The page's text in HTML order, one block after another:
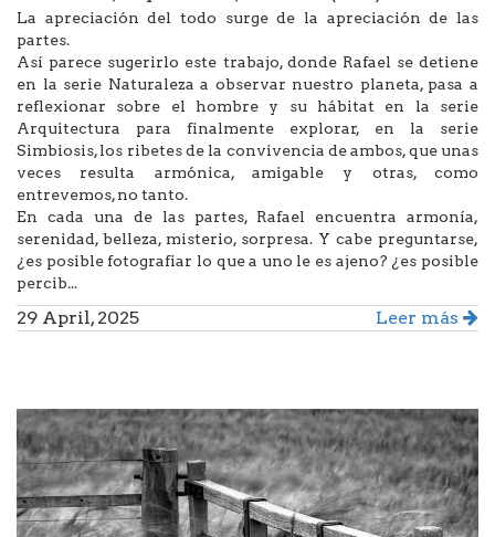
La apreciación del todo surge de la apreciación de las
partes.
Así parece sugerirlo este trabajo, donde Rafael se detiene
en la serie Naturaleza a observar nuestro planeta, pasa a
reflexionar sobre el hombre y su hábitat en la serie
Arquitectura para finalmente explorar, en la serie
Simbiosis, los ribetes de la convivencia de ambos, que unas
veces resulta armónica, amigable y otras, como
entrevemos, no tanto.
En cada una de las partes, Rafael encuentra armonía,
serenidad, belleza, misterio, sorpresa. Y cabe preguntarse,
¿es posible fotografiar lo que a uno le es ajeno? ¿es posible
percib...
29 April, 2025 Leer más